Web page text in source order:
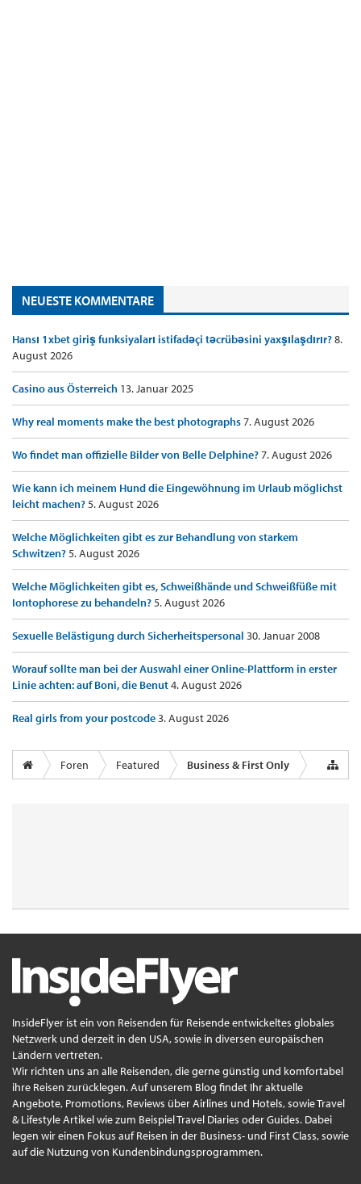
NEUESTE KOMMENTARE
Hansı 1xbet giriş funksiyaları istifadəçi təcrübəsini yaxşılaşdırır?8.
August 2026
Casino aus Österreich 13. Januar 2025
Why real moments make the best photographs7. August 2026
Wo findet man offizielle Bilder von Belle Delphine?7. August 2026
Wie kann ich meinem Hund die Eingewöhnung im Urlaub möglichst
leicht machen?5. August 2026
Welche Möglichkeiten gibt es zur Behandlung von starkem
Schwitzen?5. August 2026
Welche Möglichkeiten gibt es, Schweißhände und Schweißfüße mit
Iontophorese zu behandeln?5. August 2026
Sexuelle Belästigung durch Sicherheitspersonal 30. Januar 2008
Worauf sollte man bei der Auswahl einer Online-Plattform in erster
Linie achten: auf Boni, die Benut4. August 2026
Real girls from your postcode3. August 2026
Foren Featured Business & First Only
InsideFlyer ist ein von Reisenden für Reisende entwickeltes globales
Netzwerk und derzeit in den USA, sowie in diversen europäischen
Ländern vertreten.
Wir richten uns an alle Reisenden, die gerne günstig und komfortabel
ihre Reisen zurücklegen. Auf unserem Blog findet Ihr aktuelle
Angebote, Promotions, Reviews über Airlines und Hotels, sowie Travel
& Lifestyle Artikel wie zum Beispiel Travel Diaries oder Guides. Dabei
legen wir einen Fokus auf Reisen in der Business- und First Class, sowie
auf die Nutzung von Kundenbindungsprogrammen.